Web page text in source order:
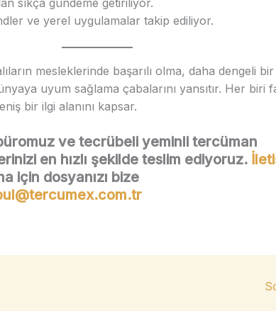
ve yerel uygulamalar takip ediliyor.
mesleklerinde başarılı olma, daha dengeli
uyum sağlama çabalarını yansıtır. Her biri
bir ilgi alanını kapsar.
ve tecrübeli yeminli tercüman
en hızlı şekilde teslim ediyoruz.
için dosyanızı bize